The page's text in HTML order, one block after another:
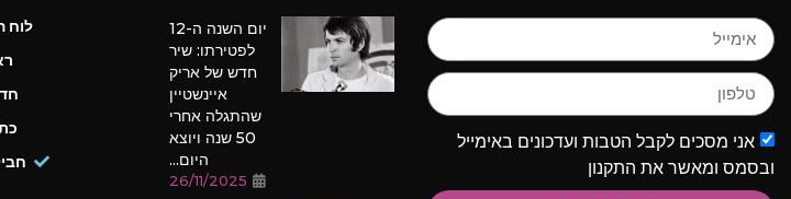
אני מסכים לקבל הטבות ועדכונים באימייל
ובסמס ומאשר את התקנון
יום השנה ה-12
לפטירתו: שיר
חדש של אריק
איינשטיין
שהתגלה אחרי
50 שנה ויוצא
היום...
26/11/2025
לוח